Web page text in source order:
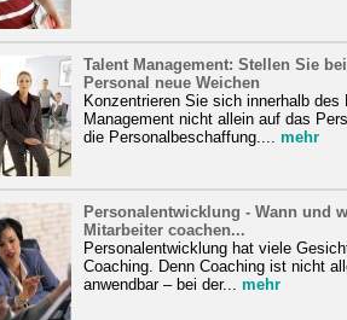
Talent Management: Stellen Sie
Personal neue Weichen
Konzentrieren Sie sich innerhalb des
Management nicht allein auf das
die Personalbeschaffung....
mehr
Personalentwicklung - Wann und
Mitarbeiter coachen...
Personalentwicklung hat viele
Coaching. Denn Coaching ist nicht
anwendbar – bei der...
mehr